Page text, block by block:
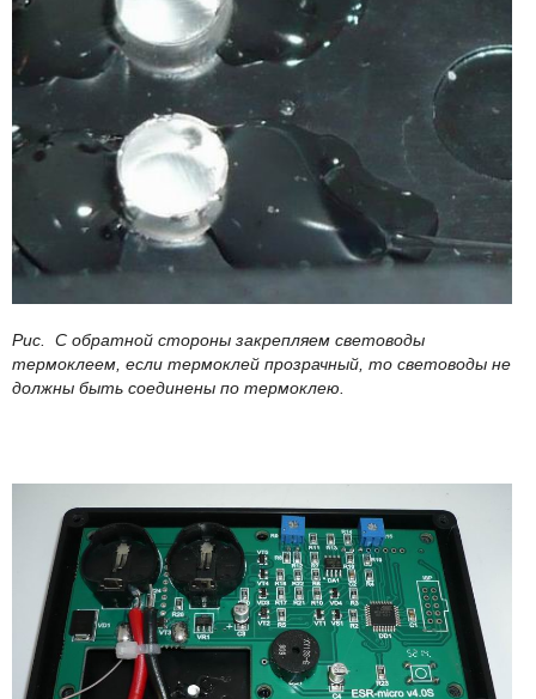
Рис. С обратной стороны закрепляем световоды
термоклеем, если термоклей прозрачный, то световоды не
должны быть соединены по термоклею.